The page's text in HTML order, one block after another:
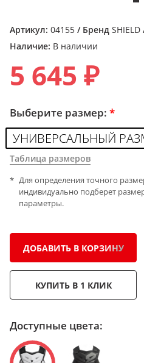
Артикул: 04155 / Бренд SHIELD
Наличие: В наличии
5 645 ₽
Выберите размер: *
УНИВЕРСАЛЬНЫЙ
Таблица размеров
Для определения точного
индивидуально подберет
параметры.
ДОБАВИТЬ В КОРЗИНУ
КУПИТЬ В 1 КЛИК
Доступные цвета: